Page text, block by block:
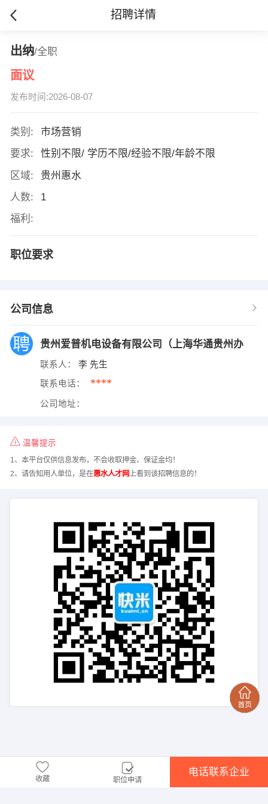
招聘详情
出纳/全职
面议
发布时间:2026-08-07
类别:
市场营销
要求:
性别不限/ 学历不限/经验不限/年龄不限
区域:
贵州惠水
人数:
1
福利:
职位要求
公司信息
贵州爱普机电设备有限公司（上海华通贵州办
联系人： 李 先生
联系电话： ****
公司地址：
温馨提示
1、本平台仅供信息发布，不会收取押金、保证金均！
2、请告知用人单位，是在惠水人才网上看到该招聘信息的！
收藏 职位申请
电话联系企业